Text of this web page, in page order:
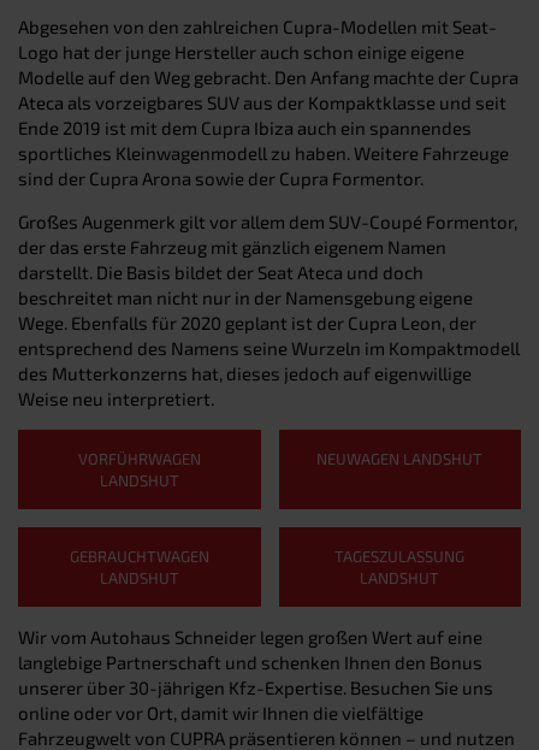
Abgesehen von den zahlreichen Cupra-Modellen mit Seat-
Logo hat der junge Hersteller auch schon einige eigene
Modelle auf den Weg gebracht. Den Anfang machte der Cupra
Ateca als vorzeigbares SUV aus der Kompaktklasse und seit
Ende 2019 ist mit dem Cupra Ibiza auch ein spannendes
sportliches Kleinwagenmodell zu haben. Weitere Fahrzeuge
sind der Cupra Arona sowie der Cupra Formentor.
Großes Augenmerk gilt vor allem dem SUV-Coupé Formentor,
der das erste Fahrzeug mit gänzlich eigenem Namen
darstellt. Die Basis bildet der Seat Ateca und doch
beschreitet man nicht nur in der Namensgebung eigene
Wege. Ebenfalls für 2020 geplant ist der Cupra Leon, der
entsprechend des Namens seine Wurzeln im Kompaktmodell
des Mutterkonzerns hat, dieses jedoch auf eigenwillige
Weise neu interpretiert.
VORFÜHRWAGEN
LANDSHUT
NEUWAGEN LANDSHUT
GEBRAUCHTWAGEN
LANDSHUT
TAGESZULASSUNG
LANDSHUT
Wir vom Autohaus Schneider legen großen Wert auf eine
langlebige Partnerschaft und schenken Ihnen den Bonus
unserer über 30-jährigen Kfz-Expertise. Besuchen Sie uns
online oder vor Ort, damit wir Ihnen die vielfältige
Fahrzeugwelt von CUPRA präsentieren können – und nutzen